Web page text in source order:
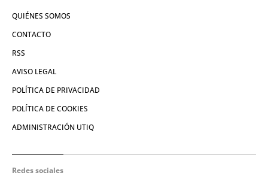
QUIÉNES SOMOS
CONTACTO
RSS
AVISO LEGAL
POLÍTICA DE PRIVACIDAD
POLÍTICA DE COOKIES
ADMINISTRACIÓN UTIQ
Redes sociales